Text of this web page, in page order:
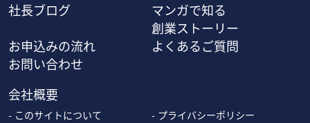
社長ブログ
マンガで知る
創業ストーリー
お申込みの流れ
よくあるご質問
お問い合わせ
会社概要
このサイトについて
プライバシーポリシー